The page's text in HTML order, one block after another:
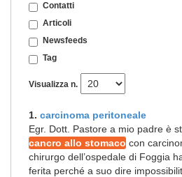
Contatti
Articoli
Newsfeeds
Tag
Visualizza n.
1. carcinoma peritoneale
Egr. Dott. Pastore a mio padre è
cancro allo stomaco con
chirurgo dell’ospedale di Foggia
ferita perché a suo dire